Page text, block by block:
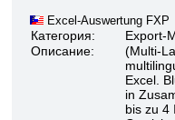
Excel-Auswertung FXP
Категория:
Export-
Описание:
(Multi-
Excel.
in
bis zu 4